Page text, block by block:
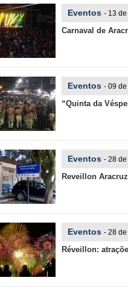
Eventos - 13
Carnaval de
Eventos - 09
“Quinta da
Eventos - 28
Reveillon
Eventos - 28
Réveillon: